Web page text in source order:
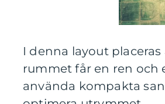
I denna layout
rummet får en ren och
använda kompakta